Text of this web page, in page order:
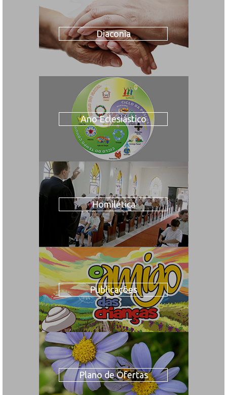
Diaconia
Ano Eclesiástico
Homilética
Publicações
Plano de Ofertas